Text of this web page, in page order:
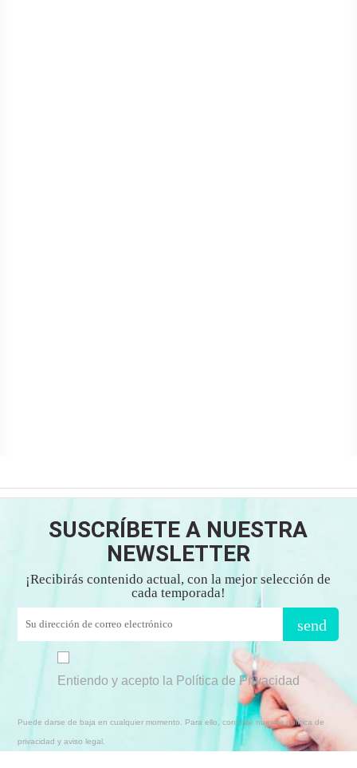
SUSCRÍBETE A NUESTRA
NEWSLETTER
¡Recibirás contenido actual, con la mejor selección de
cada temporada!
send
Entiendo y acepto la Política de Privacidad
Puede darse de baja en cualquier momento. Para ello, consulte nuestra política de
privacidad y aviso legal.